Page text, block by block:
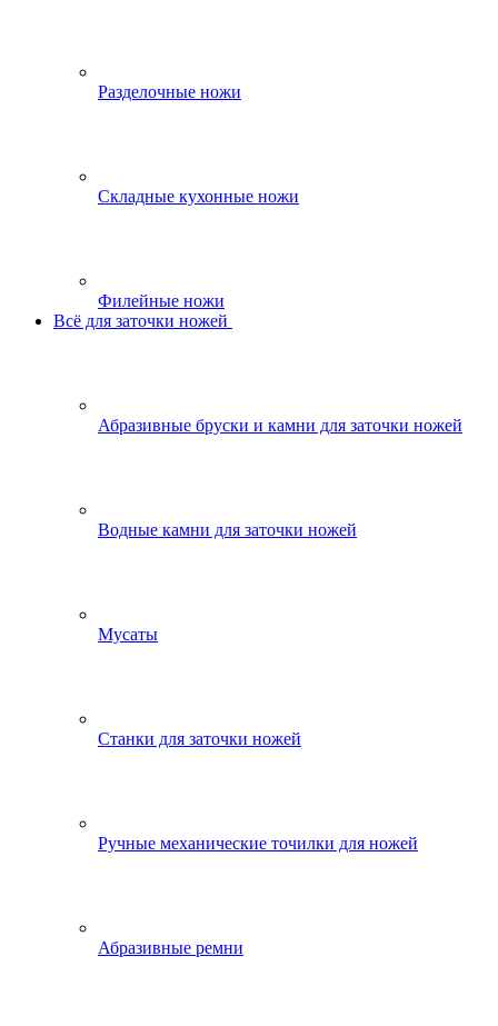
Разделочные ножи
Складные кухонные ножи
Филейные ножи
Всё для заточки ножей
Абразивные бруски и камни для заточки ножей
Водные камни для заточки ножей
Мусаты
Станки для заточки ножей
Ручные механические точилки для ножей
Абразивные ремни